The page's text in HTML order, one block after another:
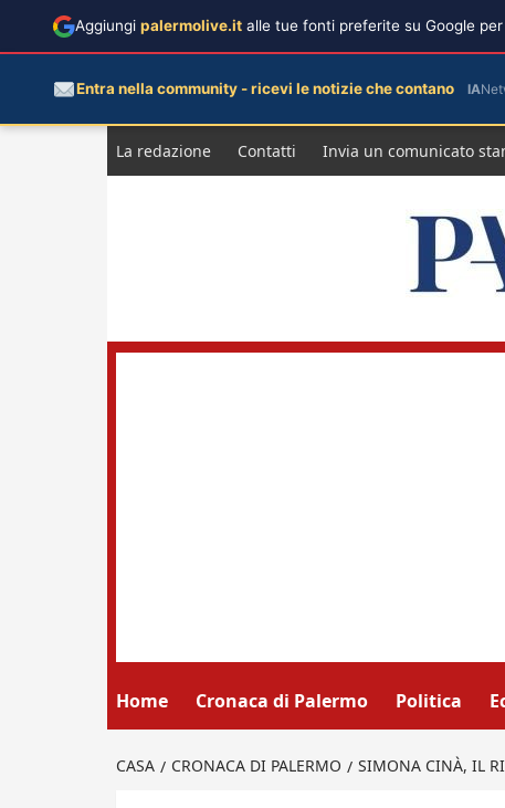
La redazione Contatti Invia un comunicato
Home Cronaca di Palermo Politica
CASA CRONACA DI PALERMO SIMONA CINÀ, IL
Aggiungi palermolive.it alle tue fonti preferite su Google
Entra nella community - ricevi le notizie che contano IA